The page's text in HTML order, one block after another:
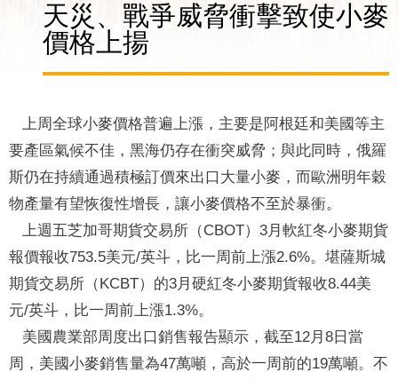
天災、戰爭威脅衝擊致使小麥
價格上揚
上周全球小麥價格普遍上漲，主要是阿根廷和美國等主
要產區氣候不佳，黑海仍存在衝突威脅；與此同時，俄羅
斯仍在持續通過積極訂價來出口大量小麥，而歐洲明年穀
物產量有望恢復性增長，讓小麥價格不至於暴衝。
上週五芝加哥期貨交易所（CBOT）3月軟紅冬小麥期貨
報價報收753.5美元/英斗，比一周前上漲2.6%。堪薩斯城
期貨交易所（KCBT）的3月硬紅冬小麥期貨報收8.44美
元/英斗，比一周前上漲1.3%。
美國農業部周度出口銷售報告顯示，截至12月8日當
周，美國小麥銷售量為47萬噸，高於一周前的19萬噸。不